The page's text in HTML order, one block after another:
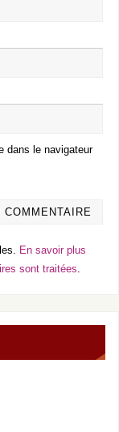
dans le navigateur
En savoir plus
sont traitées